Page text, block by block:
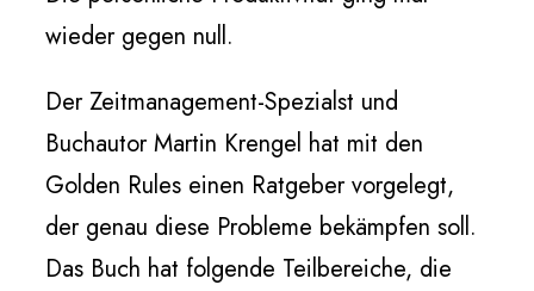
wieder gegen null.
Der Zeitmanagement-Spezialst und
Buchautor Martin Krengel hat mit den
Golden Rules einen Ratgeber vorgelegt,
der genau diese Probleme bekämpfen soll.
Das Buch hat folgende Teilbereiche, die